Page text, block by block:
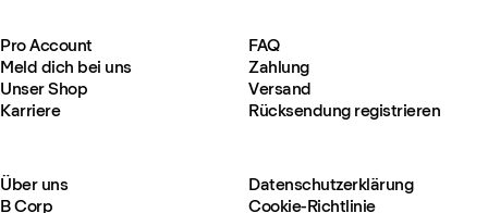
Pro Account
Meld dich bei uns
Unser Shop
Karriere
FAQ
Zahlung
Versand
Rücksendung registrieren
Über uns
B Corp
Datenschutzerklärung
Cookie-Richtlinie